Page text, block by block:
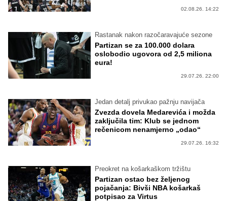
02.08.26. 14:22
Rastanak nakon razočaravajuće sezone
Partizan se za 100.000 dolara
oslobodio ugovora od 2,5 miliona
eura!
29.07.26. 22:00
Jedan detalj privukao pažnju navijača
Zvezda dovela Medarevića i možda
zaključila tim: Klub se jednom
rečenicom nenamjerno „odao“
29.07.26. 16:32
Preokret na košarkaškom tržištu
Partizan ostao bez željenog
pojačanja: Bivši NBA košarkaš
potpisao za Virtus